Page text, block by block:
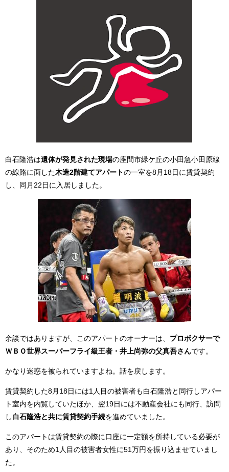
白石隆浩は遺体が発見された現場の座間市緑ケ丘の小田急小田原線
の線路に面した木造2階建てアパートの一室を8月18日に賃貸契約
し、同月22日に入居しました。
余談ではありますが、このアパートのオーナーは、 プロボクサーで
ＷＢＯ世界スーパーフライ級王者・井上尚弥の父真吾さんです。
かなり迷惑を被られていますよね。話を戻します。
賃貸契約した8月18日には1人目の被害者も白石隆浩と同行しアパー
ト室内を内覧していたほか、翌19日には不動産会社にも同行、訪問
し 白石隆浩と共に賃貸契約手続を進めていました。
このアパートは賃貸契約の際に口座に一定額を所持している必要が
あり、そのため1人目の被害者女性に51万円を振り込ませていまし
た。